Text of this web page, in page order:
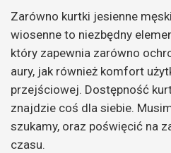
Zarówno kurtki jesienne
wiosenne to niezbędny
który zapewnia zarówno
aury, jak również komfort
przejściowej. Dostępność
znajdzie coś dla siebie.
szukamy, oraz poświęcić na
czasu.